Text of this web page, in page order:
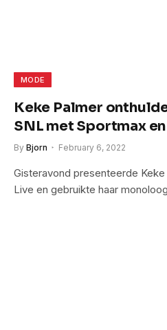
MODE
Keke Palmer
SNL met Sportmax
PUMA!
By Bjorn February 6, 2022
Gisteravond presenteerde
Live en gebruikte haar